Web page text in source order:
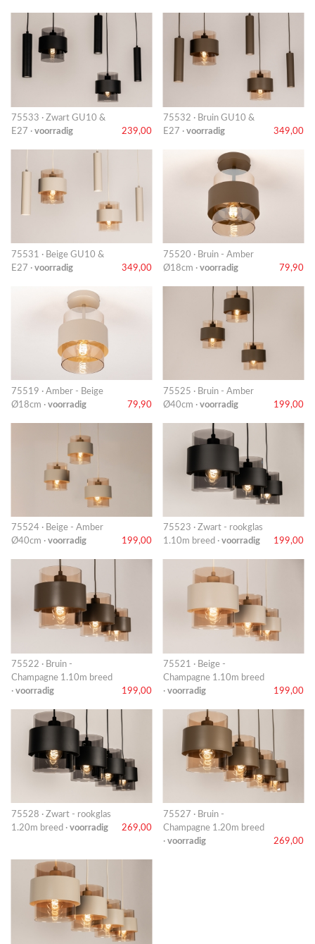
75533 · Zwart GU10 &
E27 · voorradig 239,00
75532 · Bruin GU10 &
E27 · voorradig 349,00
75531 · Beige GU10 &
E27 · voorradig 349,00
75520 · Bruin - Amber
Ø18cm · voorradig 79,90
75519 · Amber - Beige
Ø18cm · voorradig 79,90
75525 · Bruin - Amber
Ø40cm · voorradig 199,00
75524 · Beige - Amber
Ø40cm · voorradig 199,00
75523 · Zwart - rookglas
1.10m breed · voorradig 199,00
75522 · Bruin -
Champagne 1.10m breed
· voorradig 199,00
75521 · Beige -
Champagne 1.10m breed
· voorradig 199,00
75528 · Zwart - rookglas
1.20m breed · voorradig 269,00
75527 · Bruin -
Champagne 1.20m breed
· voorradig 269,00